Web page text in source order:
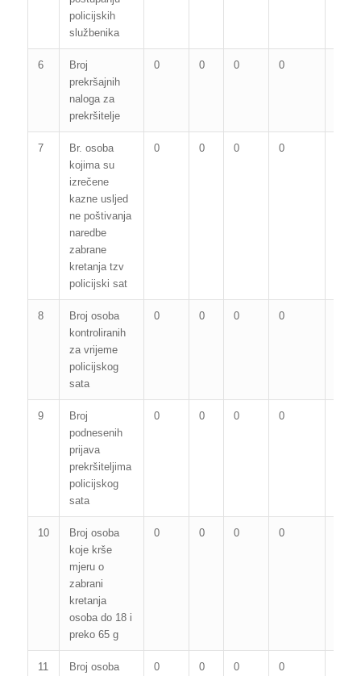
policijskih
službenika
6
Broj
prekršajnih
naloga za
prekršitelje
0 0 0 0
7
Br. osoba
kojima su
izrečene
kazne usljed
ne poštivanja
naredbe
zabrane
kretanja tzv
policijski sat
0 0 0 0
8
Broj osoba
kontroliranih
za vrijeme
policijskog
sata
0 0 0 0
9
Broj
podnesenih
prijava
prekršiteljima
policijskog
sata
0 0 0 0
10
Broj osoba
koje krše
mjeru o
zabrani
kretanja
osoba do 18 i
preko 65 g
0 0 0 0
11
Broj osoba
0 0 0 0